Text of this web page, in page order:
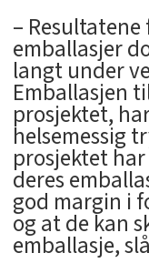
–
emballasjer
langt under
Emballasjen
prosjektet,
helsemessig
prosjektet
deres
god margin i
og at de kan
emballasje,